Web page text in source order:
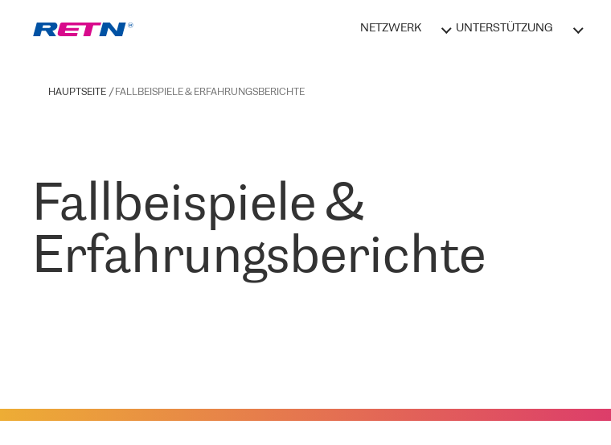
NETZWERK UNTERSTÜTZUNG
HAUPTSEITE FALLBEISPIELE & ERFAHRUNGSBERICHTE
Fallbeispiele &
Erfahrungsberichte